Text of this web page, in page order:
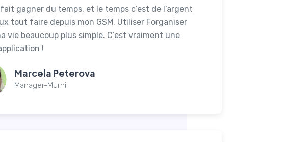
gagner du temps, et le temps c’est de l’argent
tout faire depuis mon GSM. Utiliser Forganiser
vie beaucoup plus simple. C’est vraiment une
!
Marcela Peterova
Manager-Murni